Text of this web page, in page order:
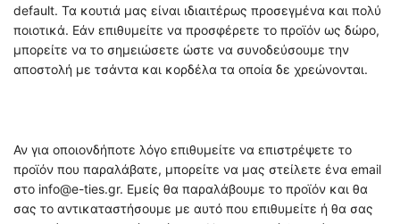
default. Τα κουτιά μας είναι ιδιαιτέρως προσεγμένα και πολύ
ποιοτικά. Εάν επιθυμείτε να προσφέρετε το προϊόν ως δώρο,
μπορείτε να το σημειώσετε ώστε να συνοδεύσουμε την
αποστολή με τσάντα και κορδέλα τα οποία δε χρεώνονται.
Αν για οποιονδήποτε λόγο επιθυμείτε να επιστρέψετε το
προϊόν που παραλάβατε, μπορείτε να μας στείλετε ένα email
στο info@e-ties.gr. Εμείς θα παραλάβουμε το προϊόν και θα
σας το αντικαταστήσουμε με αυτό που επιθυμείτε ή θα σας